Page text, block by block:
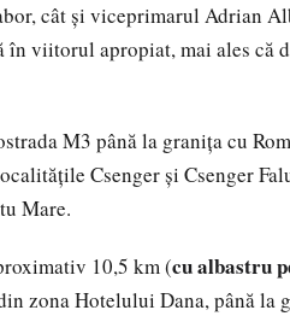
cât și viceprimarul Adrian
în viitorul apropiat, mai ales că
M3 până la granița cu
Csenger și Csenger
Mare.
10,5 km (cu albastru
zona Hotelului Dana, până la